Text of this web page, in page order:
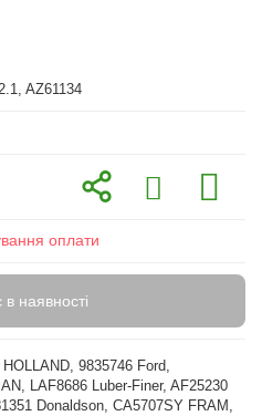
AZ61134
оплати
наявності
9835746 Ford,
LAF8686 Luber-Finer, AF25230
Donaldson, CA5707SY FRAM,